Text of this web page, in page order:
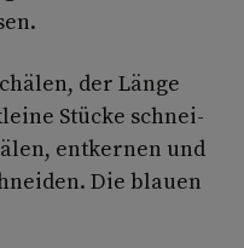
der Länge
Stücke schnei­
entkernen und
Die blauen